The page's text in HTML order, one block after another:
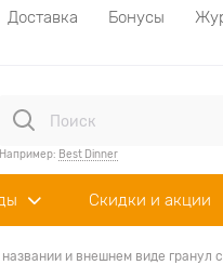
Доставка Бонусы
Например: Best Dinner
Скидки и акции
и внешнем виде гранул